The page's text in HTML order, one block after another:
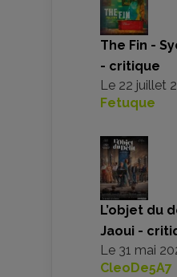
The Fin -
- critique
Le 22 juillet
Fetuque
L’objet du
Jaoui -
Le 31 mai
CleoDe5A7